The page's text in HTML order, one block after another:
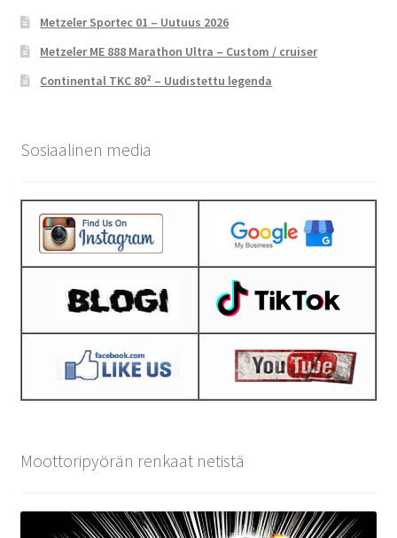
Metzeler Sportec 01 – Uutuus 2026
Metzeler ME 888 Marathon Ultra – Custom / cruiser
Continental TKC 80² – Uudistettu legenda
Sosiaalinen media
Moottoripyörän renkaat netistä